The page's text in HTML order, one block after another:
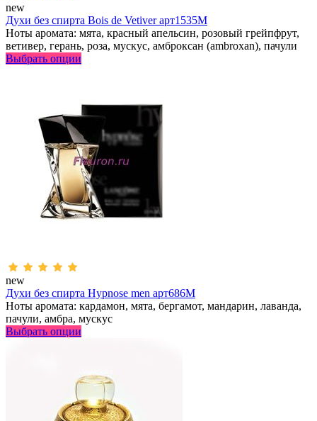
new
Духи без спирта Bois de Vetiver арт1535M
Ноты аромата: мята, красный апельсин, розовый грейпфрут,
ветивер, герань, роза, мускус, амброксан (ambroxan), пачули
Выбрать опции
new
Духи без спирта Hypnose men арт686M
Ноты аромата: кардамон, мята, бергамот, мандарин, лаванда,
пачули, амбра, мускус
Выбрать опции